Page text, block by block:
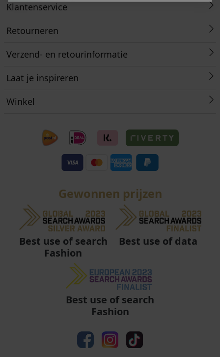
Klantenservice
Retourneren
Verzend- en retourinformatie
Laat je inspireren
Winkel
Gewonnen prijzen
Best use of search
Fashion
Best use of data
Best use of search
Fashion